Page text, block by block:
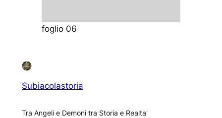
foglio 06
Subiacolastoria
Tra Angeli e Demoni tra Storia e Realta'